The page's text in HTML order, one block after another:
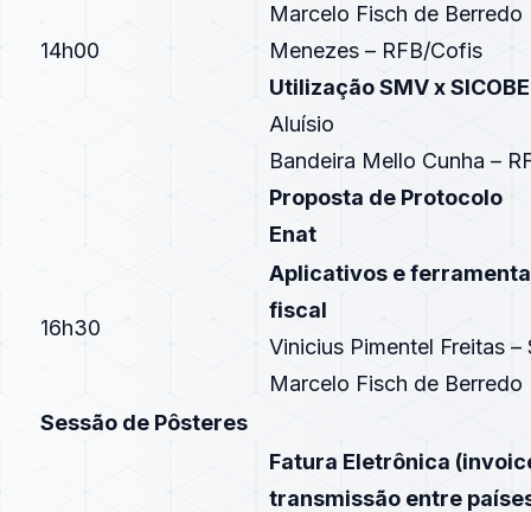
14h00
Marcelo Fisch de Berredo
Menezes – RFB/Cofis
Utilização SMV x SICOBE
Aluísio
Bandeira Mello Cunha –
Proposta de Protocolo
Enat
16h30
Aplicativos e
fiscal
Vinicius Pimentel Freitas –
Marcelo Fisch de
Sessão de Pôsteres
Fatura Eletrônica
transmissão entre